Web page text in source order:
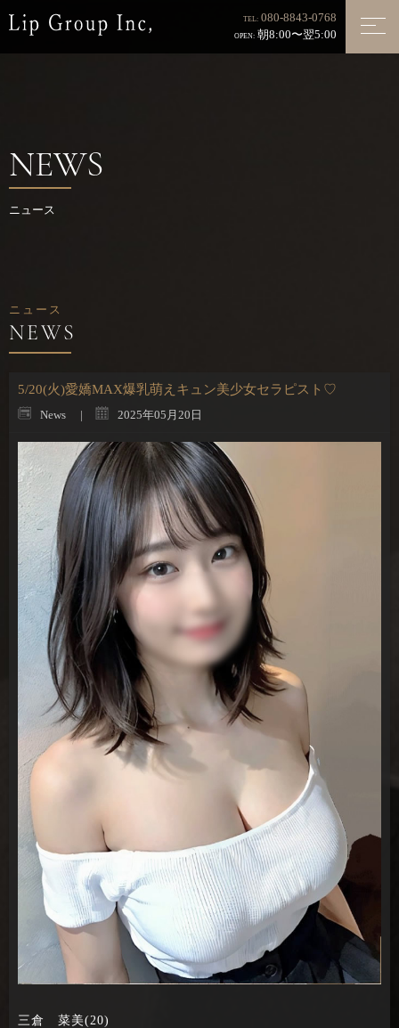
TEL: 080-8843-0768
OPEN: 朝8:00〜翌5:00
NEWS
ニュース
ニュース
5/20(火)愛嬌MAX爆乳萌えキュン美少女セラピスト♡
News 2025年05月20日
三倉 菜美(20)